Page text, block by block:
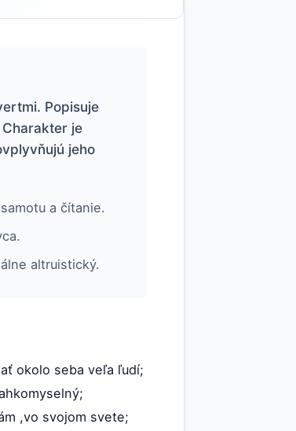
Popisuje
je
jeho
a čítanie.
altruistický.
okolo seba veľa ľudí;
,vo svojom svete;